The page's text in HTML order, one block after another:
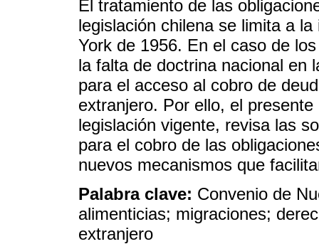
El tratamiento de las
legislación chilena se limita a
York de 1956. En el caso de
la falta de doctrina nacional en
para el acceso al cobro de
extranjero. Por ello, el
legislación vigente, revisa las
para el cobro de las
nuevos mecanismos que
Palabra clave: Convenio de
alimenticias; migraciones;
extranjero